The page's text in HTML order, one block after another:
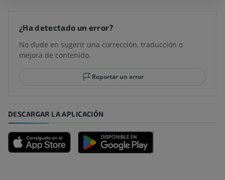
¿Ha detectado un error?
No dude en sugerir una corrección, traducción o
mejora de contenido.
Reportar un error
DESCARGAR LA APLICACIÓN